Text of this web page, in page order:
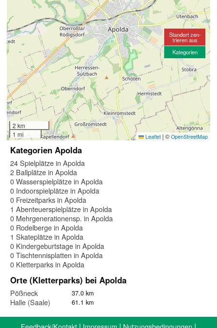
2 km
1 mi
Leaflet | © OpenStreetMap
Standort zen-
trieren aus
Kategorien
Kategorien Apolda
24 Spielplätze in Apolda
2 Ballplätze in Apolda
0 Wasserspielplätze in Apolda
0 Indoorspielplätze in Apolda
0 Freizeitparks in Apolda
1 Abenteuerspielplätze in Apolda
0 Mehrgenerationensp. in Apolda
0 Rodelberge in Apolda
1 Skateplätze in Apolda
0 Kindergeburtstage in Apolda
0 Tischtennisplatten in Apolda
0 Kletterparks in Apolda
Orte (Kletterparks) bei Apolda
Pößneck 37.0 km
Halle (Saale) 61.1 km